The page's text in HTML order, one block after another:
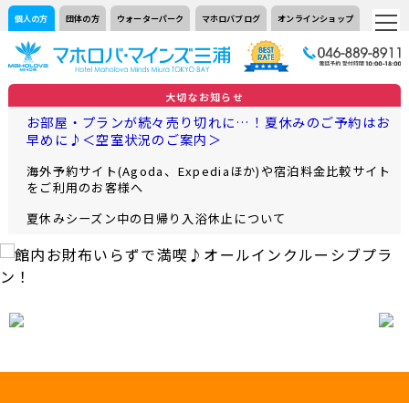
個人の方 団体の方 ウォーターパーク マホロバブログ オンラインショップ
大切なお知らせ
お部屋・プランが続々売り切れに…！夏休みのご予約はお
早めに♪＜空室状況のご案内＞
海外予約サイト(Agoda、Expediaほか)や宿泊料金比較サイト
をご利用のお客様へ
夏休みシーズン中の日帰り入浴休止について